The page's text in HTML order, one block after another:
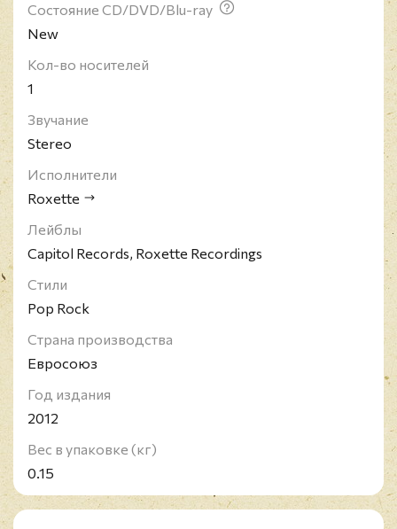
Состояние CD/DVD/Blu-ray
New
Кол-во носителей
1
Звучание
Stereo
Исполнители
Roxette
Лейблы
Capitol Records, Roxette Recordings
Стили
Pop Rock
Страна производства
Евросоюз
Год издания
2012
Вес в упаковке (кг)
0.15